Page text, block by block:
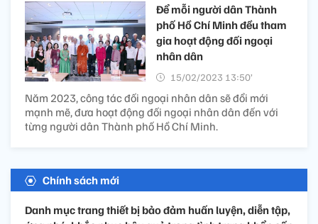
Để mỗi người dân Thành
phố Hồ Chí Minh đều tham
gia hoạt động đối ngoại
nhân dân
15/02/2023 13:50’
Năm 2023, công tác đối ngoại nhân dân sẽ đổi mới
mạnh mẽ, đưa hoạt động đối ngoại nhân dân đến với
từng người dân Thành phố Hồ Chí Minh.
Chính sách mới
Danh mục trang thiết bị bảo đảm huấn luyện, diễn tập,